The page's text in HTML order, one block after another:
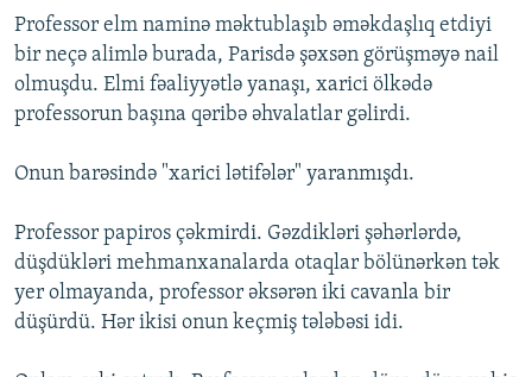
Professor elm naminə məktublaşıb əməkdaşlıq etdiyi
bir neçə alimlə burada, Parisdə şəxsən görüşməyə nail
olmuşdu. Elmi fəaliyyətlə yanaşı, xarici ölkədə
professorun başına qəribə əhvalatlar gəlirdi.
Onun barəsində "xarici lətifələr" yaranmışdı.
Professor papiros çəkmirdi. Gəzdikləri şəhərlərdə,
düşdükləri mehmanxanalarda otaqlar bölünərkən tək
yer olmayanda, professor əksərən iki cavanla bir
düşürdü. Hər ikisi onun keçmiş tələbəsi idi.